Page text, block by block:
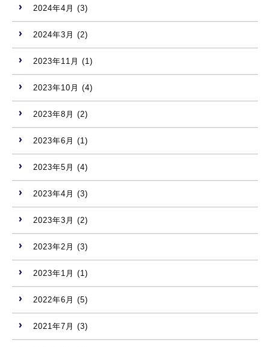
2024年4月 (3)
2024年3月 (2)
2023年11月 (1)
2023年10月 (4)
2023年8月 (2)
2023年6月 (1)
2023年5月 (4)
2023年4月 (3)
2023年3月 (2)
2023年2月 (3)
2023年1月 (1)
2022年6月 (5)
2021年7月 (3)